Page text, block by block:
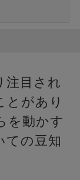
注目され
とがあり
を動かす
ての豆知